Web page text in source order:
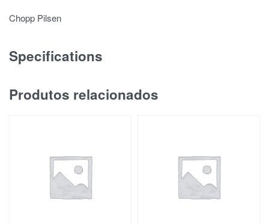
Chopp Pilsen
Specifications
Produtos relacionados